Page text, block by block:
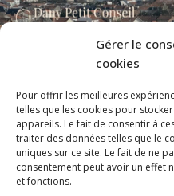
Gérer le
cookies
Pour offrir les meilleures
telles que les cookies pour
appareils. Le fait de consentir à
traiter des données telles que le
uniques sur ce site. Le fait de ne
consentement peut avoir un effet
et fonctions.
La Rochelle – T3
Viager Occupé
La Rochelle (17000)
Le vendeur conserve son
maison...
2 des lits 1 bain
APPARTEMENT